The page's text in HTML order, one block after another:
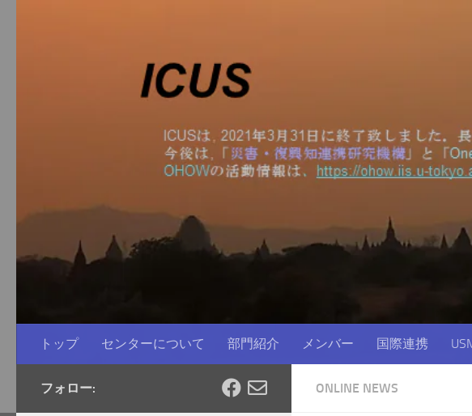
トップ センターについて 部門紹介 メンバー 国際連携
ONLINE NEWS
フォロー: